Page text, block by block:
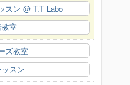
スン @ T.T Labo
室
ズ教室
スン